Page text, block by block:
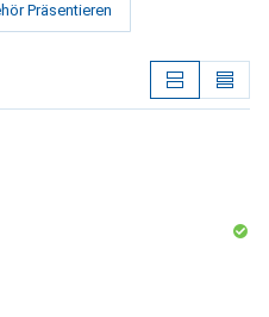
Präsentieren